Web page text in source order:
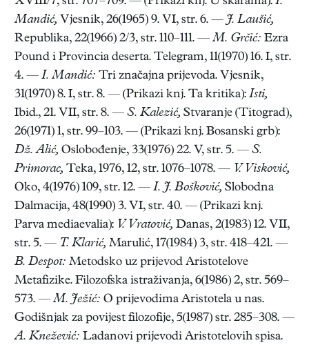
Mandić, Vjesnik, 26(1965) 9. VI, str. 6. — J. Laušić,
Republika, 22(1966) 2/3, str. 110–111. —M. Grčić: Ezra
Pound i Provincia deserta. Telegram, 11(1970) 16. I, str.
4. — I. Mandić: Tri značajna prijevoda. Vjesnik,
31(1970) 8. I, str. 8. — (Prikazi knj. Ta kritika): Isti,
Ibid., 21. VII, str. 8. — S. Kalezić, Stvaranje (Titograd),
26(1971) 1, str. 99–103. — (Prikazi knj. Bosanski grb):
Dž. Alić, Oslobođenje, 33(1976) 22. V, str. 5. — S.
Primorac, Teka, 1976, 12, str. 1076–1078. — V. Visković,
Oko, 4(1976) 109, str. 12. — I. J. Bošković, Slobodna
Dalmacija, 48(1990) 3. VI, str. 40. — (Prikazi knj.
Parva mediaevalia): V. Vratović, Danas, 2(1983) 12. VII,
str. 5. — T. Klarić, Marulić, 17(1984) 3, str. 418–421. —
B. Despot: Metodsko uz prijevod Aristotelove
Metafizike. Filozofska istraživanja, 6(1986) 2, str. 569–
573. —M. Ježić: O prijevodima Aristotela u nas.
Godišnjak za povijest filozofije, 5(1987) str. 285–308. —
A. Knežević: Ladanovi prijevodi Aristotelovih spisa.